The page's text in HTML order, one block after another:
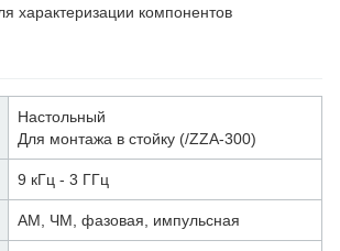
характеризации компонентов
Настольный
Для монтажа в стойку (/ZZA-300)
9 кГц - 3 ГГц
АМ, ЧМ, фазовая, импульсная